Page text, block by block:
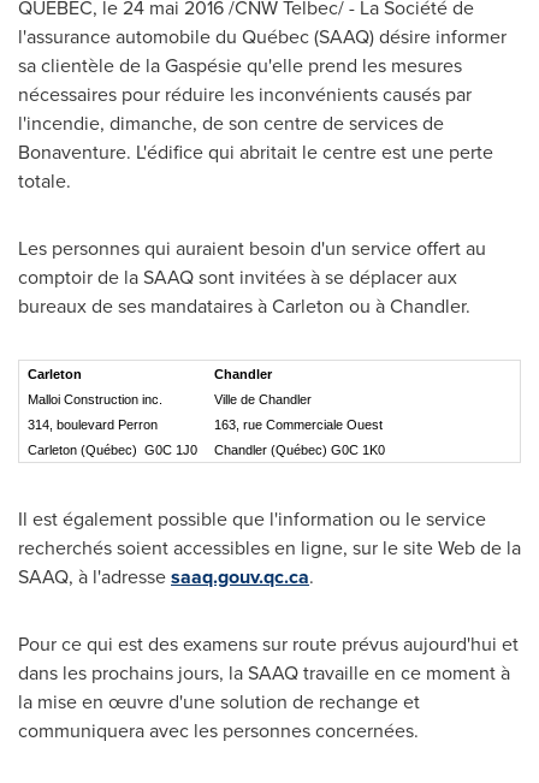
QUÉBEC, le 24 mai 2016 /CNW Telbec/ - La Société de
l'assurance automobile du Québec (SAAQ) désire informer
sa clientèle de la Gaspésie qu'elle prend les mesures
nécessaires pour réduire les inconvénients causés par
l'incendie, dimanche, de son centre de services de
Bonaventure. L'édifice qui abritait le centre est une perte
totale.
Les personnes qui auraient besoin d'un service offert au
comptoir de la SAAQ sont invitées à se déplacer aux
bureaux de ses mandataires àCarleton ou à Chandler.
Carleton
Malloi Construction inc.
314, boulevard Perron
Carleton (Québec) G0C 1J0
Chandler
Ville de Chandler
163, rue Commerciale Ouest
Chandler (Québec) G0C 1K0
Il est également possible que l'information ou le service
recherchés soient accessibles en ligne, sur le site Web de la
SAAQ, à l'adressesaaq.gouv.qc.ca.
Pour ce qui est des examens sur route prévus aujourd'hui et
dans les prochains jours, la SAAQ travaille en ce moment à
la mise en œuvre d'une solution de rechange et
communiquera avec les personnes concernées.